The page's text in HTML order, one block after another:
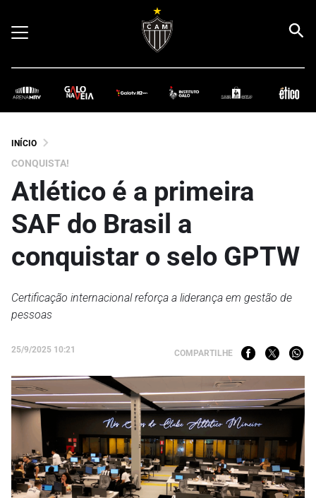
INÍCIO
CONQUISTA!
Atlético é a primeira
SAF do Brasil a
conquistar o selo GPTW
Certificação internacional reforça a liderança em gestão de
pessoas
25/9/2025 10:21 COMPARTILHE